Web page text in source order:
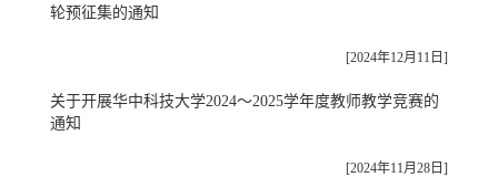
轮预征集的通知
[2024年12月11日]
关于开展华中科技大学2024～2025学年度教师教学竞赛的
通知
[2024年11月28日]